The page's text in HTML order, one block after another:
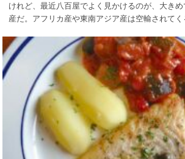
けれど、最近八百屋でよく見かけるのが、大き
産だ。アフリカ産や東南アジア産は空輸されて